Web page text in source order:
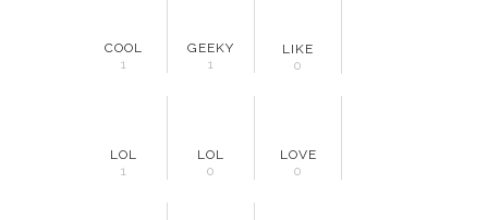
COOL
1
GEEKY
1
LIKE
0
LOL
1
LOL
0
LOVE
0